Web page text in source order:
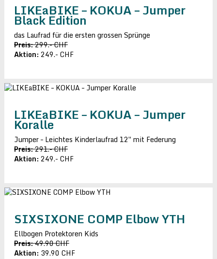
LIKEaBIKE – KOKUA – Jumper
Black Edition
das Laufrad für die ersten grossen Sprünge
Preis:299.- CHF
Aktion: 249.- CHF
LIKEaBIKE – KOKUA – Jumper
Koralle
Jumper – Leichtes Kinderlaufrad 12″ mit Federung
Preis:291.- CHF
Aktion: 249.- CHF
SIXSIXONE COMP Elbow YTH
Ellbogen Protektoren Kids
Preis:49.90 CHF
Aktion: 39.90 CHF